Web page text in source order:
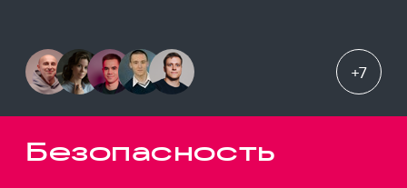
+7
Безопасность